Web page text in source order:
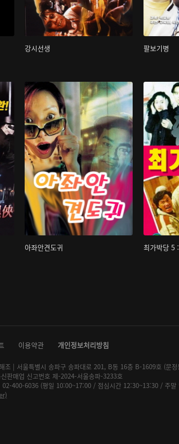
강시선생 팔보기병
아좌안견도귀 최가박당 5
이용약관 개인정보처리방침
조 | 서울특별시 송파구 송파대로 201, B동 16층 B-1609호 (문
판매업 신고번호 제-2024-서울송파-3233호
400-6036 (평일 10:00~17:00 / 점심시간 12:30~13:30 / 주말